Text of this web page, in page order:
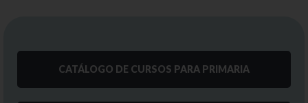
CATÁLOGO DE CURSOS PARA PRIMARIA